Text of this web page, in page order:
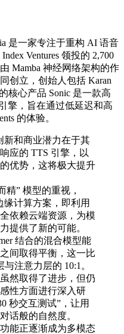
是一家专注于重构 AI 语音
Ventures 领投的 2,700
Mamba 神经网络架构的作
创立，创始人包括 Karan
核心产品 Sonic 是一款高
擎，旨在通过低延迟和高
的体验。
新和商业潜力在于其
应的 TTS 引擎，以
优势，这将极大提升
精” 模型的重视，
缘计算方案，即利用
依赖云端资源，为模
提供了新的可能。
结合的混合模型能
间取得平衡，这一比
注意力层的 10:1。
然取得了进步，但仍
性方面进行深入研
秒交互测试”，让用
话般的自然度。
能正逐渐成为多模态